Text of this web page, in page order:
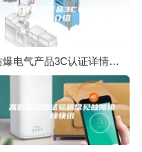
防爆电气产品3C认证详情介绍